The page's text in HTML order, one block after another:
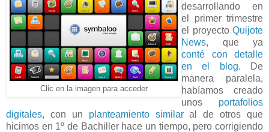
Clic en la imagen para acceder
desarrollando en
el primer trimestre
el proyecto Quijote
News, que ya
conté con detalle
en el blog. De
manera paralela,
habíamos creado
unos portafolios
digitales, con un planteamiento similaral de otros que
hicimos en 1º de Bachiller hace un tiempo, pero corrigiendo